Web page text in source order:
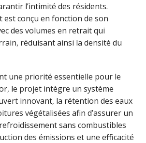
l’intimité des résidents.
est conçu en fonction de son
des volumes en retrait qui
réduisant ainsi la densité du
une priorité essentielle pour le
le projet intègre un système
innovant, la rétention des eaux
végétalisées afin d’assurer un
sans combustibles
des émissions et une efficacité